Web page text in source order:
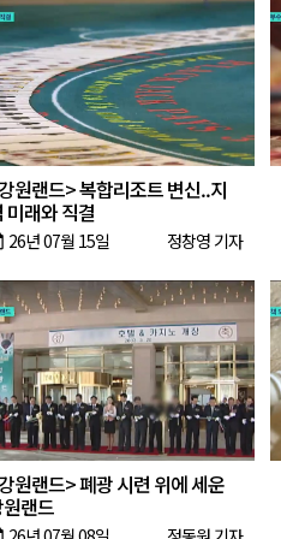
원랜드> 복합리조트 변신..지
미래와 직결
26년 07월 15일 정창영 기자
원랜드> 폐광 시련 위에 세운
랜드